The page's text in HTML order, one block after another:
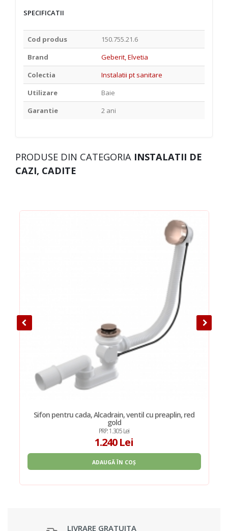
SPECIFICATII
Cod produs
150.755.21.6
Brand
Geberit, Elvetia
Colectia
Instalatii pt sanitare
Utilizare
Baie
Garantie
2 ani
PRODUSE DIN CATEGORIA INSTALATII DE
CAZI, CADITE
Sifon pentru cada, Alcadrain, ventil cu preaplin, red
gold
PRP: 1.305 Lei
1.240 Lei
ADAUGĂ ÎN COȘ
LIVRARE GRATUITA